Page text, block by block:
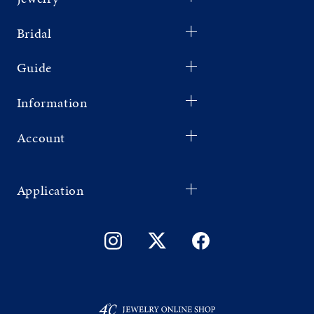
Bridal
Guide
Information
Account
Application